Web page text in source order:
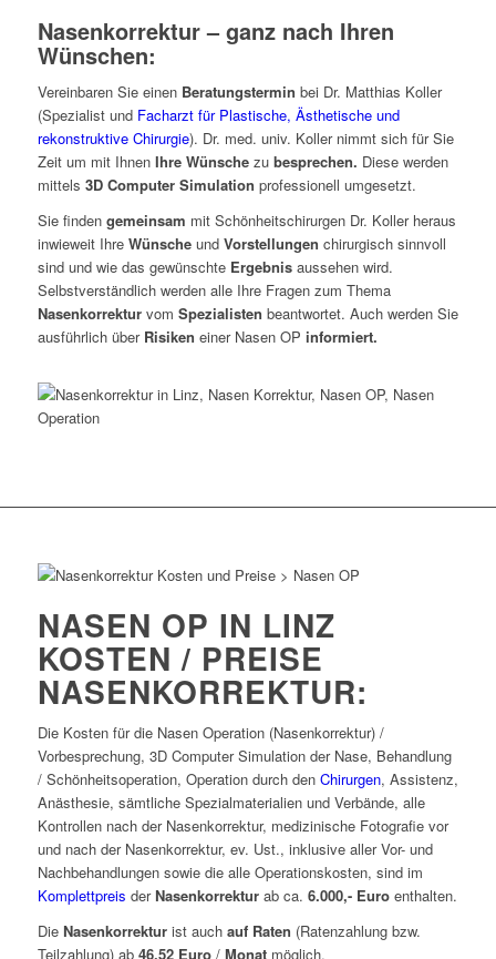
Nasenkorrektur – ganz nach Ihren
Wünschen:
Vereinbaren Sie einen Beratungstermin bei Dr. Matthias Koller
(Spezialist und Facharzt für Plastische, Ästhetische und
rekonstruktive Chirurgie). Dr. med. univ. Koller nimmt sich für Sie
Zeit um mit Ihnen Ihre Wünschezu besprechen. Diese werden
mittels 3D Computer Simulation professionell umgesetzt.
Sie finden gemeinsam mit Schönheitschirurgen Dr. Koller heraus
inwieweit Ihre Wünscheund Vorstellungen chirurgisch sinnvoll
sind und wie das gewünschte Ergebnisaussehen wird.
Selbstverständlich werden alle Ihre Fragen zum Thema
Nasenkorrekturvom Spezialisten beantwortet. Auch werden Sie
ausführlich über Risiken einer Nasen OP informiert.
NASEN OP IN LINZ
KOSTEN / PREISE
NASENKORREKTUR:
Die Kosten für die Nasen Operation (Nasenkorrektur) /
Vorbesprechung, 3D Computer Simulation der Nase, Behandlung
/ Schönheitsoperation, Operation durch den Chirurgen, Assistenz,
Anästhesie, sämtliche Spezialmaterialien und Verbände, alle
Kontrollen nach der Nasenkorrektur, medizinische Fotografie vor
und nach der Nasenkorrektur, ev. Ust., inklusive aller Vor- und
Nachbehandlungen sowie die alle Operationskosten, sind im
Komplettpreis der Nasenkorrekturab ca. 6.000,- Euroenthalten.
Die Nasenkorrekturist auch auf Raten (Ratenzahlung bzw.
Teilzahlung) ab 46,52 Euro/ Monatmöglich.